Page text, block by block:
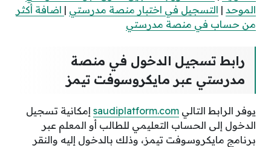
الموحد | التسجيل في اختبار منصة مدرستي | اضافة أكثر
من حساب في منصة مدرستي
رابط تسجيل الدخول في منصة
مدرستي عبر مايكروسوفت تيمز
يوفر الرابط التالي saudiplatform.com إمكانية تسجيل
الدخول إلى الحساب التعليمي للطالب أو المعلم عبر
برنامج مايكروسوفت تيمز، وذلك بالدخول إليه والنقر